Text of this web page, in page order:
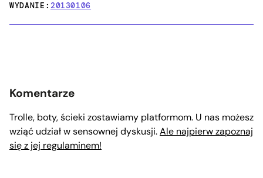
WYDANIE:20130106
Komentarze
Trolle, boty, ścieki zostawiamy platformom. U nas możesz
wziąć udział w sensownej dyskusji.Ale najpierw zapoznaj
się z jej regulaminem!